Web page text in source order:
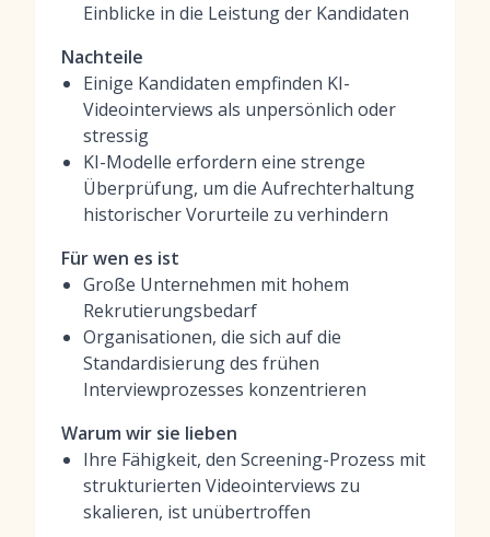
Einblicke in die Leistung der Kandidaten
Nachteile
Einige Kandidaten empfinden KI-
Videointerviews als unpersönlich oder
stressig
KI-Modelle erfordern eine strenge
Überprüfung, um die Aufrechterhaltung
historischer Vorurteile zu verhindern
Für wen es ist
Große Unternehmen mit hohem
Rekrutierungsbedarf
Organisationen, die sich auf die
Standardisierung des frühen
Interviewprozesses konzentrieren
Warum wir sie lieben
Ihre Fähigkeit, den Screening-Prozess mit
strukturierten Videointerviews zu
skalieren, ist unübertroffen